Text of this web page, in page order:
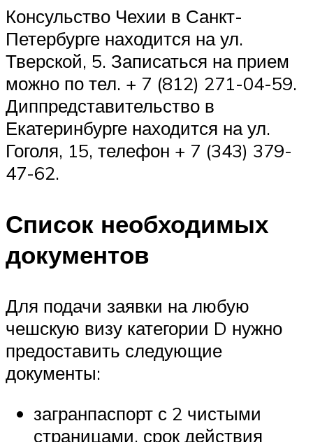
Консульство Чехии в Санкт-
Петербурге находится на ул.
Тверской, 5. Записаться на прием
можно по тел. + 7 (812) 271-04-59.
Диппредставительство в
Екатеринбурге находится на ул.
Гоголя, 15, телефон + 7 (343) 379-
47-62.
Список необходимых
документов
Для подачи заявки на любую
чешскую визу категории D нужно
предоставить следующие
документы:
загранпаспорт с 2 чистыми
страницами, срок действия